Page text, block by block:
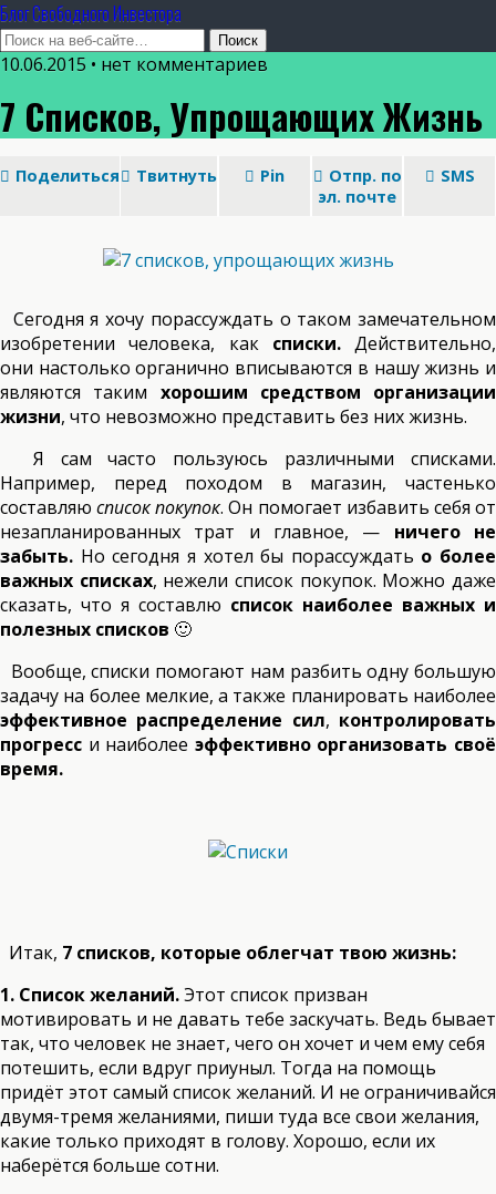
Блог Свободного Инвестора
10.06.2015 • нет комментариев
7 Списков, Упрощающих Жизнь
Поделиться Твитнуть Pin
Отпр. по
эл. почте
SMS
Сегодня я хочу порассуждать о таком замечательном
изобретении человека, как списки.Действительно,
они настолько органично вписываются в нашу жизнь и
являются таким хорошим средством организации
жизни, что невозможно представить без них жизнь.
Я сам часто пользуюсь различными списками.
Например, перед походом в магазин, частенько
составляюсписок покупок. Он помогает избавить себя от
незапланированных трат и главное, — ничего не
забыть. Но сегодня я хотел бы порассуждать о более
важных списках, нежели список покупок. Можно даже
сказать, что я составлю список наиболее важных и
полезных списков 🙂
Вообще, списки помогают нам разбить одну большую
задачу на более мелкие, а также планировать наиболее
эффективное распределение сил, контролировать
прогресс и наиболее эффективно организовать своё
время.
Итак, 7 списков, которые облегчат твою жизнь:
1. Список желаний.Этот список призван
мотивировать и не давать тебе заскучать. Ведь бывает
так, что человек не знает, чего он хочет и чем ему себя
потешить, если вдруг приуныл. Тогда на помощь
придёт этот самый список желаний. И не ограничивайся
двумя-тремя желаниями, пиши туда все свои желания,
какие только приходят в голову. Хорошо, если их
наберётся больше сотни.